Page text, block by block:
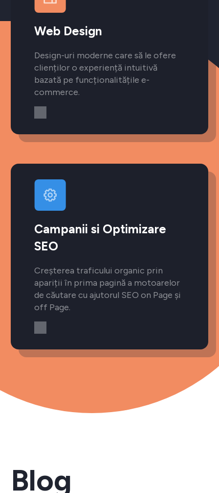
Web Design
Design-uri moderne care să le ofere
clienților o experiență intuitivă
bazată pe funcționalitățile e-
commerce.
Campanii si Optimizare
SEO
Creșterea traficului organic prin
apariții în prima pagină a motoarelor
de căutare cu ajutorul SEO on Page și
off Page.
Blog